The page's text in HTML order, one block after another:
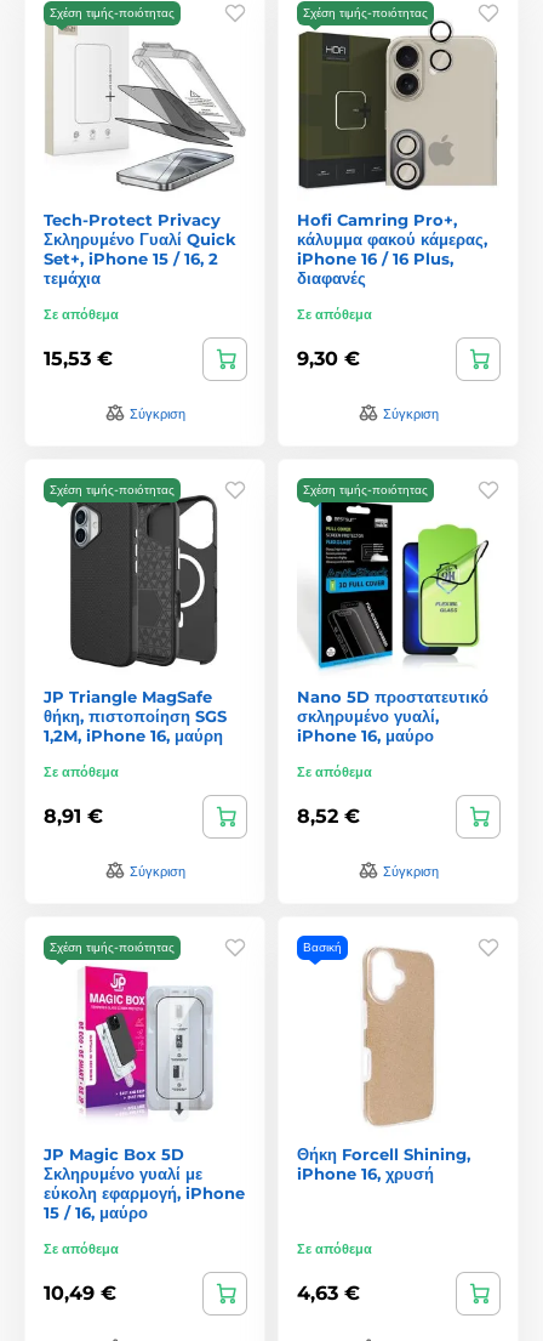
Σχέση τιμής-ποιότητας
Tech-Protect Privacy
Σκληρυμένο Γυαλί Quick
Set+, iPhone 15 / 16, 2
τεμάχια
Σε απόθεμα
15,53 €
Σύγκριση
Σχέση τιμής-ποιότητας
Hofi Camring Pro+,
κάλυμμα φακού κάμερας,
iPhone 16 / 16 Plus,
διαφανές
Σε απόθεμα
9,30 €
Σύγκριση
Σχέση τιμής-ποιότητας
JP Triangle MagSafe
θήκη, πιστοποίηση SGS
1,2M, iPhone 16, μαύρη
Σε απόθεμα
8,91 €
Σύγκριση
Σχέση τιμής-ποιότητας
Nano 5D προστατευτικό
σκληρυμένο γυαλί,
iPhone 16, μαύρο
Σε απόθεμα
8,52 €
Σύγκριση
Σχέση τιμής-ποιότητας
JP Magic Box 5D
Σκληρυμένο γυαλί με
εύκολη εφαρμογή, iPhone
15 / 16, μαύρο
Σε απόθεμα
10,49 €
Βασική
Θήκη Forcell Shining,
iPhone 16, χρυσή
Σε απόθεμα
4,63 €